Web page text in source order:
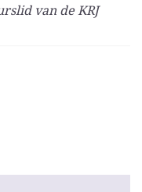
van de KRJ